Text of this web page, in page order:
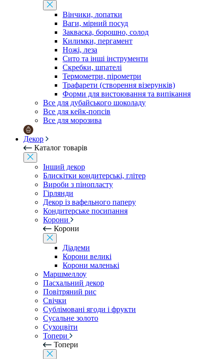
Вінчики, лопатки
Ваги, мірний посуд
Закваска, борошно, солод
Килимки, пергамент
Ножі, леза
Сито та інші інструменти
Скребки, шпателі
Термометри, пірометри
Трафарети (створення візерунків)
Форми для вистоювання та випікання
Все для дубайського шоколаду
Все для кейк-попсів
Все для морозива
Декор
Каталог товарів
Інший декор
Блискітки кондитерські, глітер
Вироби з пінопласту
Гірлянди
Декор із вафельного паперу
Кондитерське посипання
Корони
Корони
Діадеми
Корони великі
Корони маленькі
Маршмеллоу
Пасхальний декор
Повітряний рис
Свічки
Сублімовані ягоди і фрукти
Сусальне золото
Сухоцвіти
Топери
Топери